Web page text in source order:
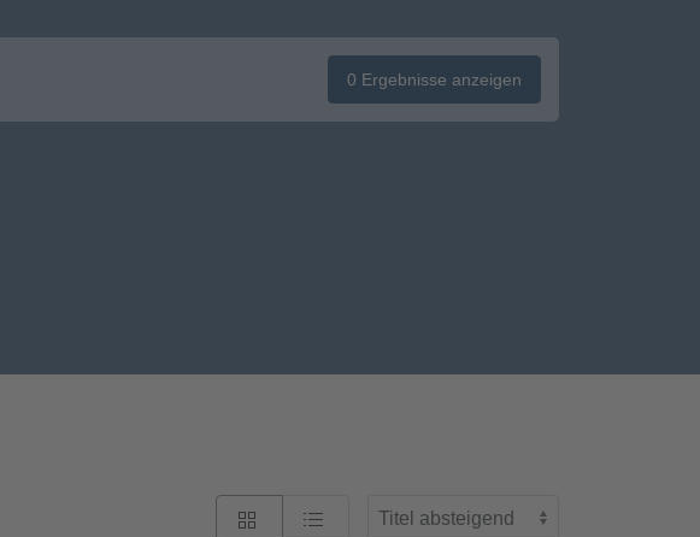
0 Ergebnisse anzeigen